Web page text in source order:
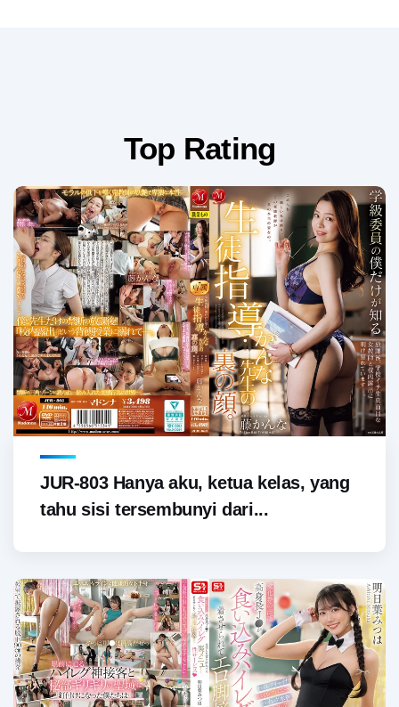
Top Rating
JUR-803 Hanya aku, ketua kelas, yang
tahu sisi tersembunyi dari...